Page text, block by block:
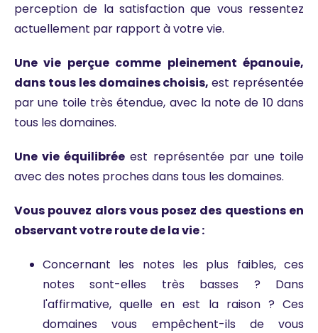
perception de la satisfaction que vous ressentez
actuellement par rapport à votre vie.
Une vie perçue comme pleinement épanouie,
dans tous les domaines choisis,est représentée
par une toile très étendue, avec la note de 10 dans
tous les domaines.
Une vie équilibrée est représentée par une toile
avec des notes proches dans tous les domaines.
Vous pouvez alors vous posez des questions en
observant votre route de la vie :
Concernant les notes les plus faibles, ces
notes sont-elles très basses ? Dans
l'affirmative, quelle en est la raison ? Ces
domaines vous empêchent-ils de vous